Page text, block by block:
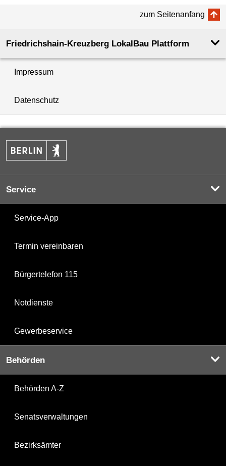
zum Seitenanfang
Friedrichshain-Kreuzberg LokalBau Plattform
Impressum
Datenschutz
Service
Service-App
Termin vereinbaren
Bürgertelefon 115
Notdienste
Gewerbeservice
Behörden
Behörden A-Z
Senatsverwaltungen
Bezirksämter